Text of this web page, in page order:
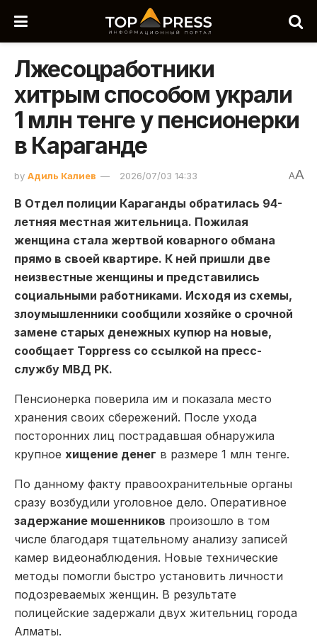
Лжесоцработники
хитрым способом украли
1 млн тенге у пенсионерки
в Караганде
by Адиль Калиев 2026/07/03 14:33 AA
В Отдел полиции Караганды обратилась 94-
летняя местная жительница. Пожилая
женщина стала жертвой коварного обмана
прямо в своей квартире. К ней пришли две
неизвестные женщины и представились
социальными работниками. Исходя из схемы,
злоумышленники сообщили хозяйке о срочной
замене старых денежных купюр на новые,
сообщает Toppress со ссылкой на пресс-
службу МВД РК.
Пенсионерка поверила им и показала место
хранения своих сбережений. После ухода
посторонних лиц пострадавшая обнаружила
крупное хищение денег в размере 1 млн тенге.
По данному факту правоохранительные органы
сразу возбудили уголовное дело. Оперативное
задержание мошенников произошло в том
числе благодаря тщательному анализу записей
камер видеонаблюдения. Новые технические
методы помогли быстро установить личности
подозреваемых женщин. В результате
полицейские задержали двух жительниц города
Алматы.